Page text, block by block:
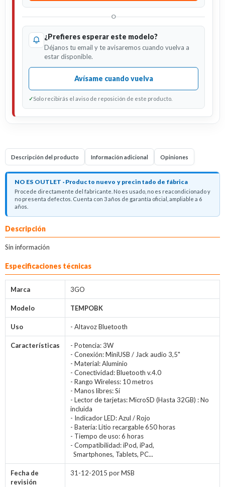
O
¿Prefieres esperar este modelo?
Déjanos tu email y te avisaremos cuando vuelva a
estar disponible.
Avísame cuando vuelva
✓Solo recibirás el aviso de reposición de este producto.
Descripción del producto Información adicional Opiniones
NO ES OUTLET · Producto nuevo y precintado de fábrica
Procede directamente del fabricante. No es usado, no es reacondicionado y
no presenta defectos. Cuenta con 3 años de garantía oficial, ampliable a 6
años.
Descripción
Sin información
Especificaciones técnicas
Marca 3GO
Modelo TEMPOBK
Uso - Altavoz Bluetooth
Características
- Potencia: 3W
- Conexión: MiniUSB / Jack audio 3,5"
- Material: Aluminio
- Conectividad: Bluetooth v.4.0
- Rango Wireless: 10 metros
- Manos libres: Sí
- Lector de tarjetas: MicroSD (Hasta 32GB) : No
incluida
- Indicador LED: Azul / Rojo
- Batería: Litio recargable 650 horas
- Tiempo de uso: 6 horas
- Compatibilidad: iPod, iPad,
Smartphones, Tablets, PC...
Fecha de
revisión
31-12-2015 por MSB